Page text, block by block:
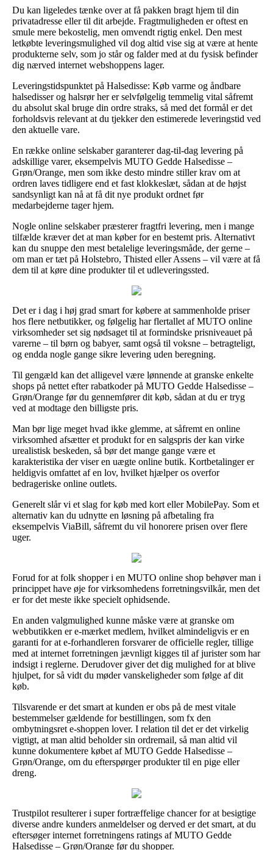
Du kan ligeledes tænke over at få pakken bragt hjem til din
privatadresse eller til dit arbejde. Fragtmuligheden er oftest en
smule mere bekostelig, men omvendt rigtig enkel. Den mest
letkøbte leveringsmulighed vil dog altid vise sig at være at hente
produkterne selv, som jo står og falder med at du fysisk befinder
dig nærved internet webshoppens lager.
Leveringstidspunktet på Halsedisse: Køb varme og åndbare
halsedisser og halsrør her er selvfølgelig temmelig vital såfremt
du absolut skal bruge din ordre straks, så med det formål er det
forholdsvis relevant at du tjekker den estimerede leveringstid ved
den aktuelle vare.
En række online selskaber garanterer dag-til-dag levering på
adskillige varer, eksempelvis MUTO Gedde Halsedisse –
Grøn/Orange, men som ikke desto mindre stiller krav om at
ordren laves tidligere end et fast klokkeslæt, sådan at de højst
sandsynligt kan nå at få dit nye produkt ordnet før
medarbejderne tager hjem.
Nogle online selskaber præsterer fragtfri levering, men i mange
tilfælde kræver det at man køber for en bestemt pris. Alternativt
kan du snuppe den mest betalelige leveringsmåde, der gerne –
om man er tæt på Holstebro, Thisted eller Assens – vil være at få
dem til at køre dine produkter til et udleveringssted.
Det er i dag i høj grad smart for købere at sammenholde priser
hos flere netbutikker, og følgelig har flertallet af MUTO online
virksomheder set sig nødsaget til at formindske prisniveauet på
varerne – til børn og babyer, samt også til voksne – betragteligt,
og endda nogle gange sikre levering uden beregning.
Til gengæld kan det alligevel være lønnende at granske enkelte
shops på nettet efter rabatkoder på MUTO Gedde Halsedisse –
Grøn/Orange før du gennemfører dit køb, sådan at du er tryg
ved at modtage den billigste pris.
Man bør lige meget hvad ikke glemme, at såfremt en online
virksomhed afsætter et produkt for en salgspris der kan virke
urealistisk beskeden, så bør det mange gange være et
karakteristika der viser en uægte online butik. Kortbetalinger er
heldigvis omfattet af en lov, hvilket hjælper os overfor
bedrageriske online outlets.
Generelt slår vi et slag for køb med kort eller MobilePay. Som et
alternativ kan du udnytte en løsning på afbetaling fra
eksempelvis ViaBill, såfremt du vil honorere prisen over flere
uger.
Forud for at folk shopper i en MUTO online shop behøver man i
princippet have øje for virksomhedens forretningsvilkår, men det
er for det meste ikke specielt ophidsende.
En anden valgmulighed kunne måske være at granske om
webbutikken er e-mærket medlem, hvilket almindeligvis er en
garanti for at e-forhandleren forsvarer de officielle regler, tillige
med at internet forretningen jævnligt kigges til af jurister som har
indsigt i reglerne. Derudover giver det dig mulighed for at blive
hjulpet, for så vidt du møder vanskeligheder som følge af dit
køb.
Tilsvarende er det smart at kunden er obs på de mest vitale
bestemmelser gældende for bestillingen, som fx den
ombytningsret e-shoppen lover. I relation til det er det virkelig
vigtigt, at man altid beholder sin ordremail, så man altid vil
kunne dokumentere købet af MUTO Gedde Halsedisse –
Grøn/Orange, om du efterspørger produkter til en pige eller
dreng.
Trustpilot resulterer i super fortræffelige chancer for at besigtige
diverse andre kunders anmeldelser og derved er det smart, at du
eftersøger internet forretningens ratings af MUTO Gedde
Halsedisse – Grøn/Orange før du shopper.